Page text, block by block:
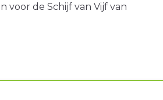
voor de Schijf van Vijf van